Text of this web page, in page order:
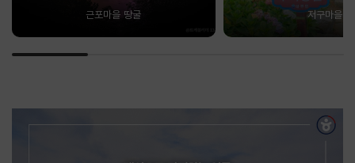
근포마을 땅굴 저구마을